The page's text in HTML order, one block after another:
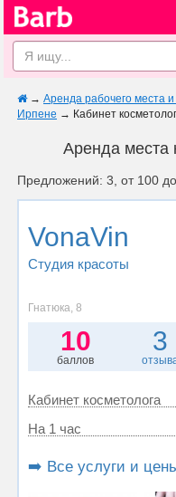
→ Аренда рабочего места
Ирпене → Кабинет
Аренда места
Предложений: 3, от 100
VonaVin
Студия красоты
Гнатюка, 8
10
баллов
3
Кабинет косметолога
На 1 час
➡️ Все услуги и